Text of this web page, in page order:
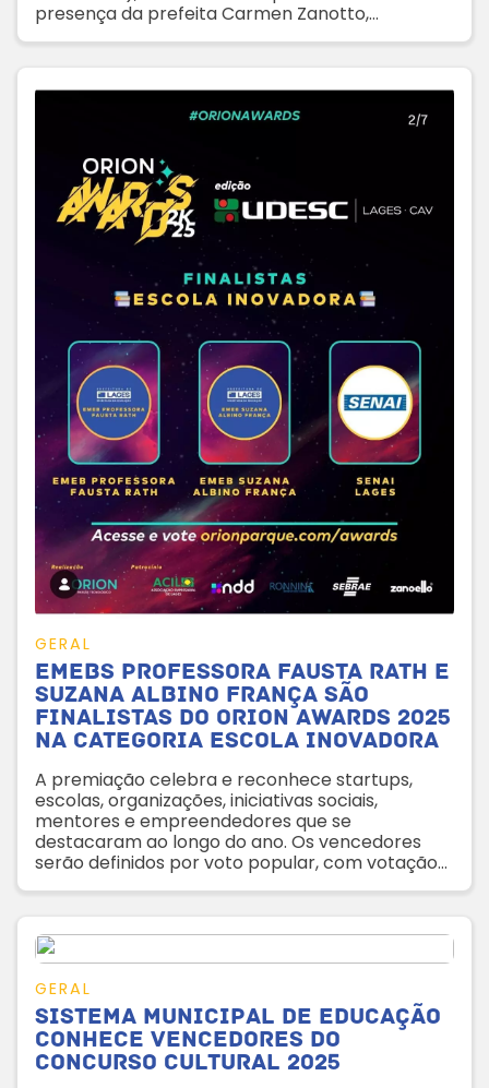
presença da prefeita Carmen Zanotto,
GERAL
Emebs Professora Fausta Rath e
Suzana Albino França são
finalistas do Orion Awards 2025
na categoria Escola Inovadora
A premiação celebra e reconhece startups,
escolas, organizações, iniciativas sociais,
mentores e empreendedores que se
destacaram ao longo do ano. Os vencedores
serão definidos por voto popular, com votação
GERAL
Sistema Municipal de Educação
conhece vencedores do
Concurso Cultural 2025